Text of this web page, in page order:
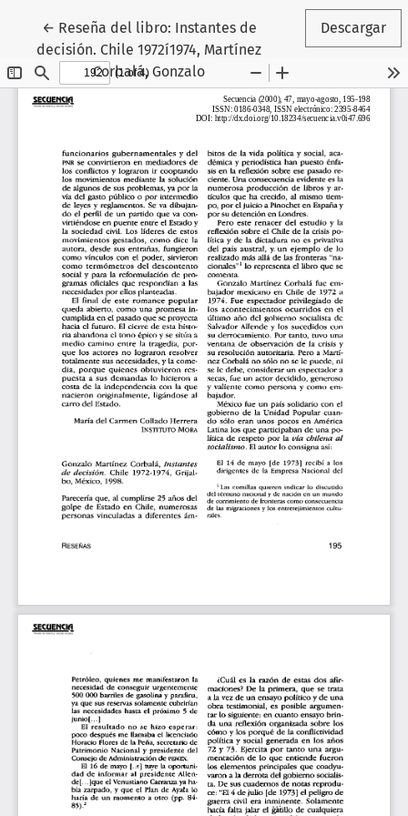
← Volver a los detalles del artículo
Reseña del libro: Instantes de
decisión. Chile 1972í1974, Martínez
Corbalá, Gonzalo
Descargar